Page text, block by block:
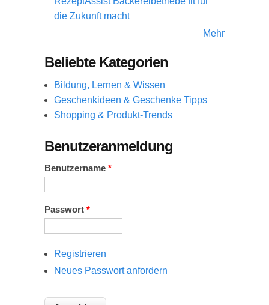
die Zukunft macht
Mehr
Beliebte Kategorien
Bildung, Lernen & Wissen
Geschenkideen & Geschenke Tipps
Shopping & Produkt-Trends
Benutzeranmeldung
Benutzername *
Passwort *
Registrieren
Neues Passwort anfordern